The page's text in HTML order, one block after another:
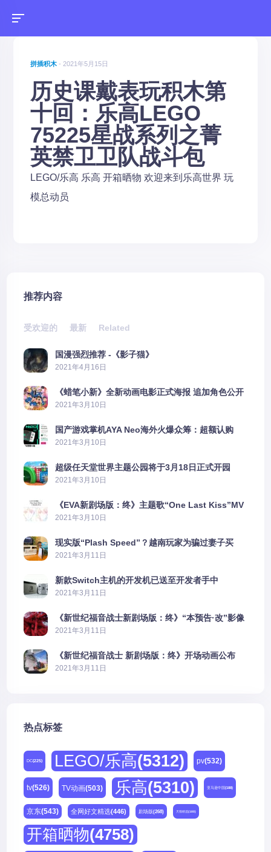
拼插积木- 2021年5月15日
历史课戴表玩积木第
十回：乐高LEGO
75225星战系列之菁
英禁卫卫队战斗包
LEGO/乐高 乐高 开箱晒物 欢迎来到乐高世界 玩
模总动员
推荐内容
受欢迎的 最新 Related
国漫强烈推荐 -《影子猫》
2021年4月16日
《蜡笔小新》全新动画电影正式海报 追加角色公开
2021年3月10日
国产游戏掌机AYA Neo海外火爆众筹：超额认购
2606%
2021年3月10日
超级任天堂世界主题公园将于3月18日正式开园
2021年3月10日
《EVA新剧场版：终》主题歌“One Last Kiss”MV
公布
2021年3月10日
现实版“Plash Speed”？越南玩家为骗过妻子买
PS5上演好戏
2021年3月11日
新款Switch主机的开发机已送至开发者手中
2021年3月11日
《新世纪福音战士新剧场版：终》“本预告·改”影像
公开
2021年3月11日
《新世纪福音战士 新剧场版：终》开场动画公布
2021年3月11日
热点标签
DC(225) LEGO/乐高(5312) pv(532)
tv(526) TV动画(503) 乐高(5310) 亚马逊中国(188)
京东(543) 全网好文精选(446) 剧场版(268) 天猫精选(180)
开箱晒物(4758)